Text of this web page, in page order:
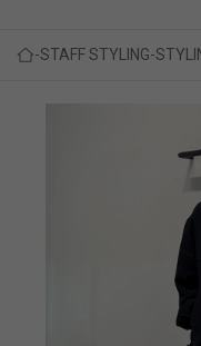
STAFF STYLING